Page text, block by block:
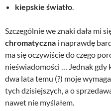
kiepskie światło.
Szczególnie we znaki dała mi
chromatyczna i naprawdę
ma się oczywiście do czego
nieświadomości … Jednak gdy
dwa lata temu (?) moje
tych dzisiejszych, a o
nawet nie myślałem.